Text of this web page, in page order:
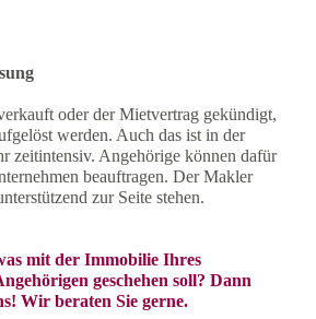
oder der Mietvertrag gekündigt,
werden. Auch das ist in der
zeitintensiv. Angehörige können dafür
beauftragen. Der Makler
zur Seite stehen.
mit der Immobilie Ihres
geschehen soll? Dann
Wir beraten Sie gerne.